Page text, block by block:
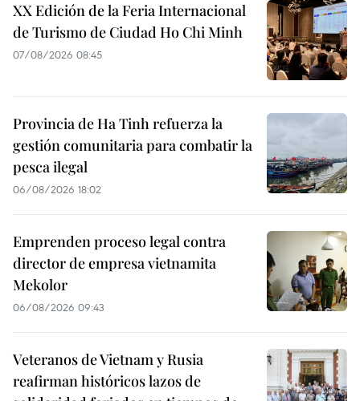
XX Edición de la Feria Internacional
de Turismo de Ciudad Ho Chi Minh
07/08/2026 08:45
Provincia de Ha Tinh refuerza la
gestión comunitaria para combatir la
pesca ilegal
06/08/2026 18:02
Emprenden proceso legal contra
director de empresa vietnamita
Mekolor
06/08/2026 09:43
Veteranos de Vietnam y Rusia
reafirman históricos lazos de